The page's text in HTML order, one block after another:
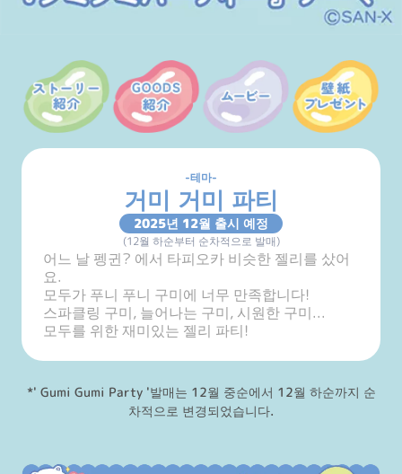
테마
거미 거미 파티
2025년 12월 출시 예정
(12월 하순부터 순차적으로 발매)
어느 날 펭귄? 에서 타피오카 비슷한 젤리를 샀어
요.
모두가 푸니 푸니 구미에 너무 만족합니다!
스파클링 구미, 늘어나는 구미, 시원한 구미...
모두를 위한 재미있는 젤리 파티!
*' Gumi Gumi Party '발매는 12월 중순에서 12월 하순까지 순
차적으로 변경되었습니다.